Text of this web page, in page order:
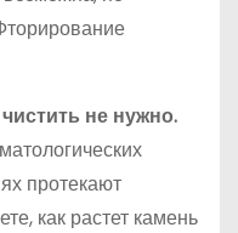
не нужно.
протекают
как растет камень